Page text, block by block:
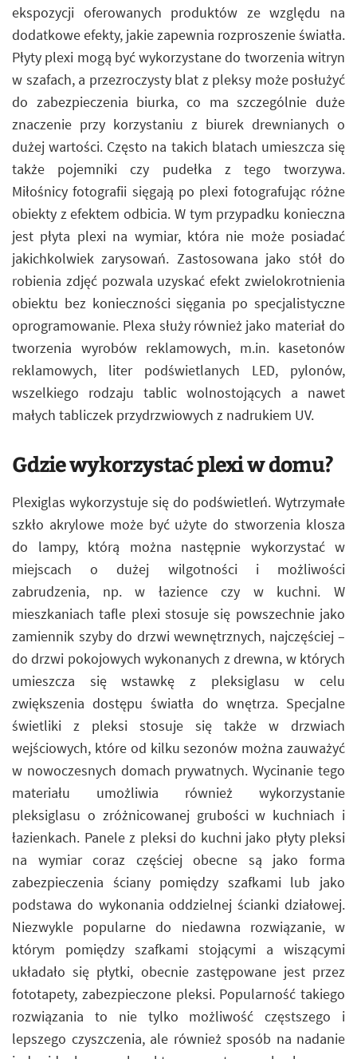
ekspozycji oferowanych produktów ze względu na
dodatkowe efekty, jakie zapewnia rozproszenie światła.
Płyty plexi mogą być wykorzystane do tworzenia witryn
w szafach, a przezroczysty blat z pleksy może posłużyć
do zabezpieczenia biurka, co ma szczególnie duże
znaczenie przy korzystaniu z biurek drewnianych o
dużej wartości. Często na takich blatach umieszcza się
także pojemniki czy pudełka z tego tworzywa.
Miłośnicy fotografii sięgają po plexi fotografując różne
obiekty z efektem odbicia. W tym przypadku konieczna
jest płyta plexi na wymiar, która nie może posiadać
jakichkolwiek zarysowań. Zastosowana jako stół do
robienia zdjęć pozwala uzyskać efekt zwielokrotnienia
obiektu bez konieczności sięgania po specjalistyczne
oprogramowanie. Plexa służy również jako materiał do
tworzenia wyrobów reklamowych, m.in. kasetonów
reklamowych, liter podświetlanych LED, pylonów,
wszelkiego rodzaju tablic wolnostojących a nawet
małych tabliczek przydrzwiowych z nadrukiem UV.
Gdzie wykorzystać plexi w domu?
Plexiglas wykorzystuje się do podświetleń. Wytrzymałe
szkło akrylowe może być użyte do stworzenia klosza
do lampy, którą można następnie wykorzystać w
miejscach o dużej wilgotności i możliwości
zabrudzenia, np. w łazience czy w kuchni. W
mieszkaniach tafle plexi stosuje się powszechnie jako
zamiennik szyby do drzwi wewnętrznych, najczęściej –
do drzwi pokojowych wykonanych z drewna, w których
umieszcza się wstawkę z pleksiglasu w celu
zwiększenia dostępu światła do wnętrza. Specjalne
świetliki z pleksi stosuje się także w drzwiach
wejściowych, które od kilku sezonów można zauważyć
w nowoczesnych domach prywatnych. Wycinanie tego
materiału umożliwia również wykorzystanie
pleksiglasu o zróżnicowanej grubości w kuchniach i
łazienkach. Panele z pleksi do kuchni jako płyty pleksi
na wymiar coraz częściej obecne są jako forma
zabezpieczenia ściany pomiędzy szafkami lub jako
podstawa do wykonania oddzielnej ścianki działowej.
Niezwykle popularne do niedawna rozwiązanie, w
którym pomiędzy szafkami stojącymi a wiszącymi
układało się płytki, obecnie zastępowane jest przez
fototapety, zabezpieczone pleksi. Popularność takiego
rozwiązania to nie tylko możliwość częstszego i
lepszego czyszczenia, ale również sposób na nadanie